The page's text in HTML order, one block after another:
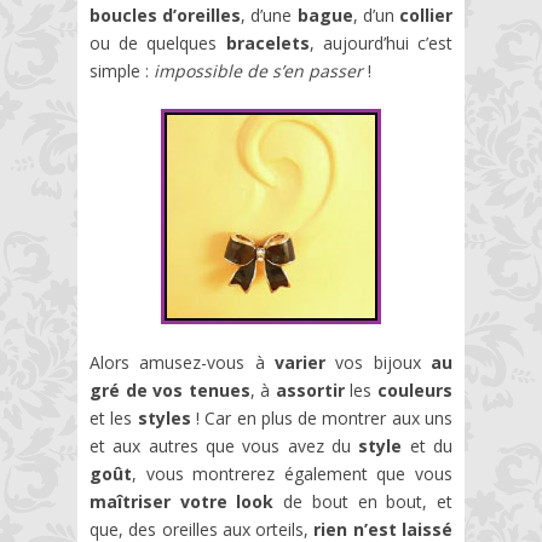
boucles d’oreilles, d’une bague, d’un collier
ou de quelques bracelets, aujourd’hui c’est
simple : impossible de s’en passer!
Alors amusez-vous à varier vos bijoux au
gré de vos tenues, à assortirles couleurs
et les styles ! Car en plus de montrer aux uns
et aux autres que vous avez du style et du
goût, vous montrerez également que vous
maîtriser votre look de bout en bout, et
que, des oreilles aux orteils, rien n’est laissé